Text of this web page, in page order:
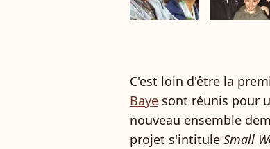
C'est loin d'être la
Baye sont réunis pour
nouveau ensemble
projet s'intitule Small